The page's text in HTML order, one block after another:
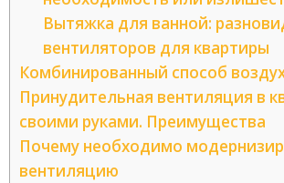
Вытяжка для ванной:
вентиляторов для квартиры
Комбинированный способ
Принудительная вентиляция в
своими руками. Преимущества
Почему необходимо
вентиляцию